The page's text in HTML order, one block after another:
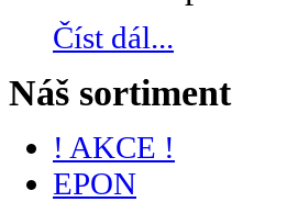
Číst dál...
Náš sortiment
! AKCE !
EPON